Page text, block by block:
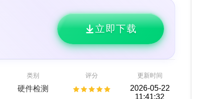
立即下载
类别
硬件检测
评分 更新时间
2026-05-22
11:41:32
万兴恢复专家64位
备份还原